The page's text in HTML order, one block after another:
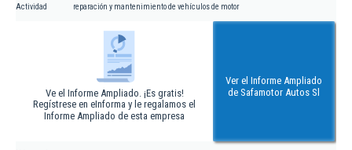
Actividad reparación y mantenimiento de vehículos de motor
Ve el Informe Ampliado. ¡Es gratis!
Regístrese en eInforma y le regalamos el
Informe Ampliado de esta empresa
Ver el Informe Ampliado
de Safamotor Autos Sl